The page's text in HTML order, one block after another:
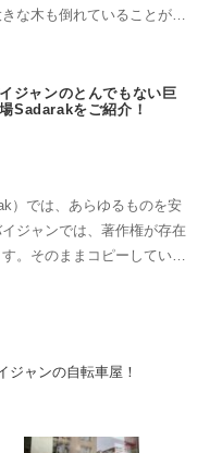
な木も倒れていることがあ
ジャンのとんでもない巨
Sadarakをご紹介！
）では、あらゆるものを安
ジャンでは、著作権が存在
。そのままコピーしている
ジャンの自転車屋！